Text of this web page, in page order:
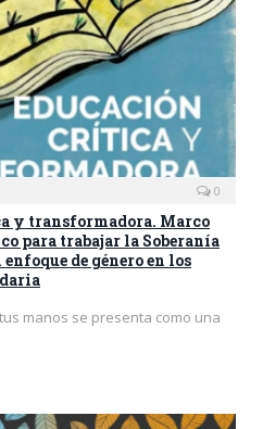
0
y transformadora. Marco
para trabajar la Soberanía
de género en los
manos se presenta como una